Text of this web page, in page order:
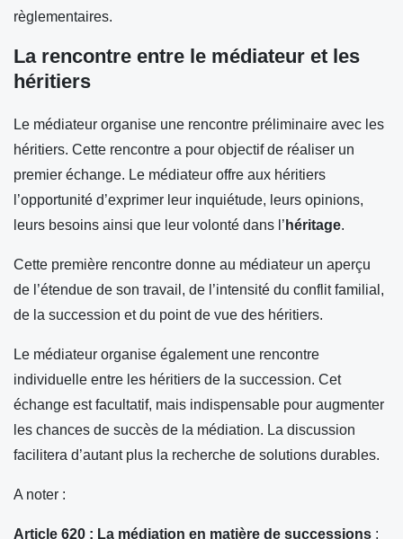
règlementaires.
La rencontre entre le médiateur et les
héritiers
Le médiateur organise une rencontre préliminaire avec les
héritiers. Cette rencontre a pour objectif de réaliser un
premier échange. Le médiateur offre aux héritiers
l’opportunité d’exprimer leur inquiétude, leurs opinions,
leurs besoins ainsi que leur volonté dans l’ héritage.
Cette première rencontre donne au médiateur un aperçu
de l’étendue de son travail, de l’intensité du conflit familial,
de la succession et du point de vue des héritiers.
Le médiateur organise également une rencontre
individuelle entre les héritiers de la succession. Cet
échange est facultatif, mais indispensable pour augmenter
les chances de succès de la médiation. La discussion
facilitera d’autant plus la recherche de solutions durables.
A noter :
Article 620 : La médiation en matière de successions :